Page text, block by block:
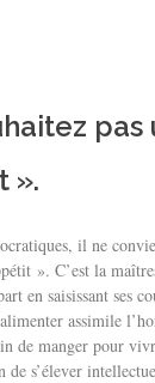
pas
».
il ne
». C’est la
en saisissant ses
assimile
de manger pour
de s’élever